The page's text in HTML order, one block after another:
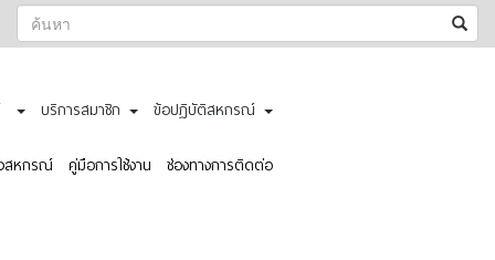
บริการสมาชิก ข้อปฎิบัติสหกรณ์
สหกรณ์ คู่มือการใช้งาน ช่องทางการติดต่อ